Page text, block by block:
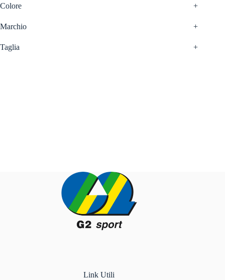
Colore +
Marchio +
Taglia +
Link Utili